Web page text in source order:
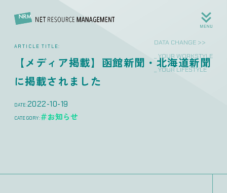
MENU
ARTICLE TITLE:
【メディア掲載】函館新聞・北海道新聞
に掲載されました
DATE:2022-10-19
CATEGORY:＃お知らせ
DATA CHANGE >>
_ YOUR WORKSTYLE
_ YOUR LIFESTYLE